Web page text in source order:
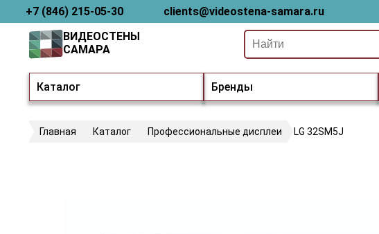
+7 (846) 215-05-30 clients@videostena-samara.ru
Каталог Бренды
ВИДЕОСТЕНЫ
САМАРА
Главная Каталог Профессиональные дисплеи LG 32SM5J